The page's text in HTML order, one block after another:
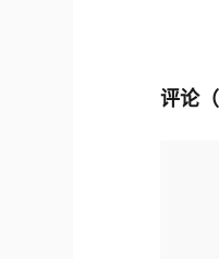
评论（